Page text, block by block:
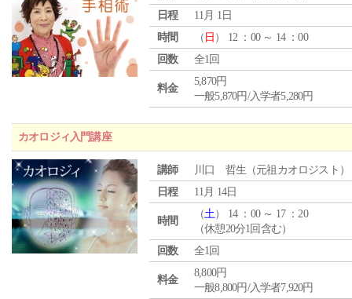
日程
11月 1日
時間
（ 日 ） 12 ：00 ～ 14 ：00
回数
全1回
料金
5,870円
一般5,870円/入学者5,280円
カオロジィ入門講座
講師
川口 哲生（元祖カオロジスト）
日程
11月 14日
時間
（土） 14 ：00 ～ 17 ：20
（休憩20分1回含む）
回数
全1回
料金
8,800円
一般8,800円/入学者7,920円